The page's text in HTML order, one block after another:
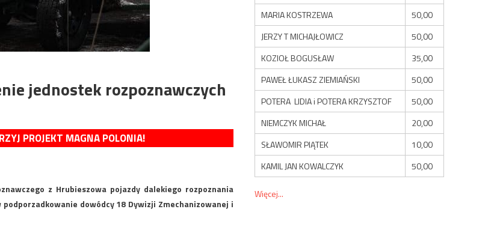
jednostek rozpoznawczych
PROJEKT MAGNA POLONIA!
z Hrubieszowa pojazdy dalekiego rozpoznania
dowódcy 18 Dywizji Zmechanizowanej i
MARIA KOSTRZEWA
50,00
JERZY T MICHAJŁOWICZ
50,00
KOZIOŁ BOGUSŁAW
35,00
PAWEŁ ŁUKASZ ZIEMIAŃSKI
50,00
POTERA LIDIA i POTERA KRZYSZTOF
50,00
NIEMCZYK MICHAŁ
20,00
SŁAWOMIR PIĄTEK
10,00
KAMIL JAN KOWALCZYK
50,00
Więcej...